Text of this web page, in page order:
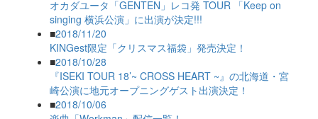
オカダユータ「GENTEN」レコ発 TOUR 「Keep on
singing 横浜公演」に出演が決定!!!
■2018/11/20
KINGest限定「クリスマス福袋」発売決定！
■2018/10/28
『ISEKI TOUR 18’~ CROSS HEART ~』の北海道・宮
崎公演に地元オープニングゲスト出演決定！
■2018/10/06